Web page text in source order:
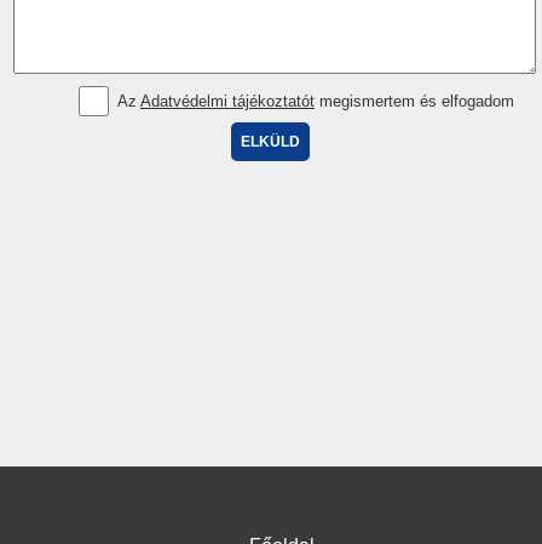
Az Adatvédelmi tájékoztatótmegismertem és elfogadom